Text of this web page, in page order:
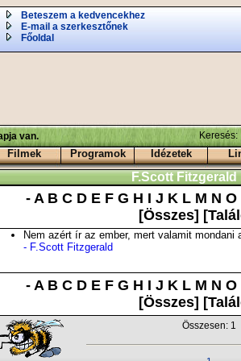
Beteszem a kedvencekhez
E-mail a szerkesztőnek
Főoldal
van. Keresés:
Filmek Programok Idézetek
F.Scott Fitzgerald
- A B C D E F G H I J K L M N O
[Összes]
Nem azért ír az ember, mert valamit
- F.Scott Fitzgerald
- A B C D E F G H I J K L M N O
[Összes]
Összesen: 1